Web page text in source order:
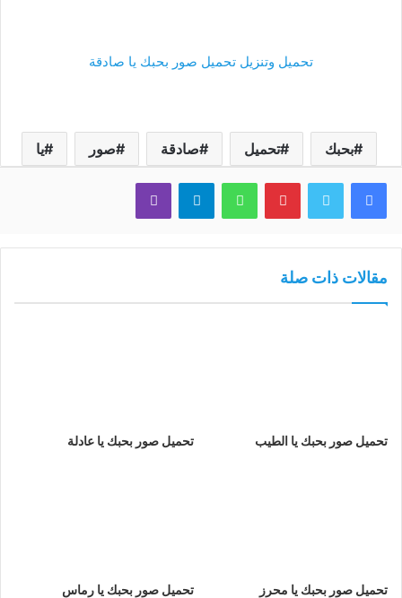
تحميل وتنزيل تحميل صور بحبك يا صادقة
بحبك تحميل صادقة صور يا
فيسبوك تويتر بينتيريستواتساب تيلقرام ڤايبر
مقالات ذات صلة
تحميل صور بحبك يا الطيب تحميل صور بحبك يا عادلة
تحميل صور بحبك يا محرز تحميل صور بحبك يا رماس